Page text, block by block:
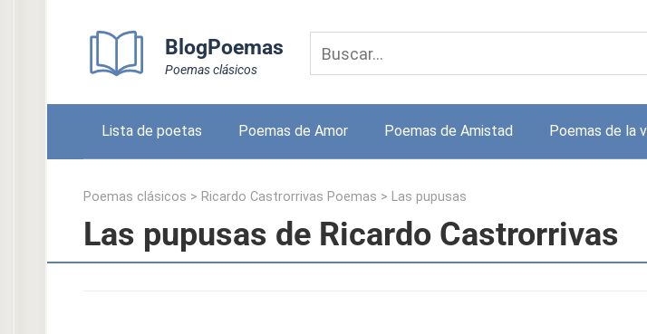
BlogPoemas
Poemas clásicos
Lista de poetas Poemas de Amor Poemas de Amistad Poemas de la
Poemas clásicos > Ricardo Castrorrivas Poemas > Las pupusas
Las pupusas de Ricardo Castrorrivas